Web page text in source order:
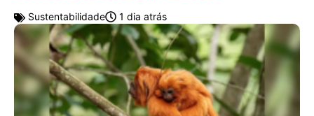
Sustentabilidade 1 dia atrás